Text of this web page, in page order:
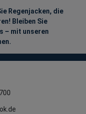
Regenjacken, die
Bleiben Sie
– mit unseren